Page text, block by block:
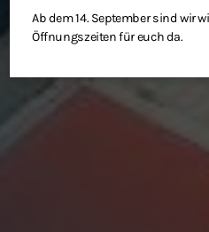
Ab dem 14. September sind wir
Öffnungszeiten für euch da.